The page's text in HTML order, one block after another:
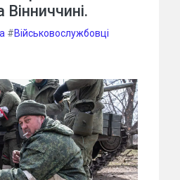
Вінниччині.
#Військовослужбовці